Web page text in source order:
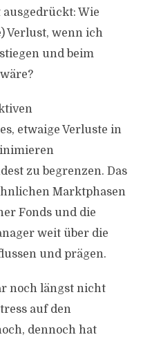
Wie
Verlust, wenn ich
und beim
etwaige Verluste in
zu begrenzen. Das
Marktphasen
Fonds und die
weit über die
und prägen.
noch längst nicht
auf den
dennoch hat